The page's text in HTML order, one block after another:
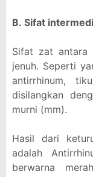
B. Sifat
Sifat zat antara
jenuh. Seperti
antirrhinum,
disilangkan
murni (mm).
Hasil dari
adalah
berwarna